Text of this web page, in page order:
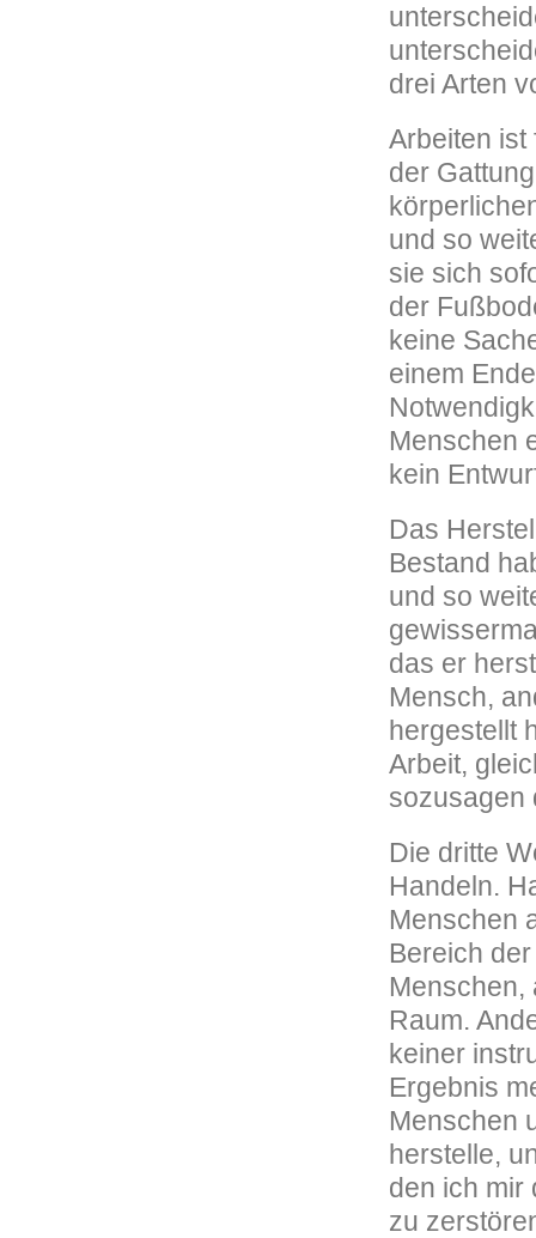
drei Arten
Arbeiten ist
der
und so
sie sich
der
keine
einem
Menschen
kein
Das
Bestand
und so
das er
Mensch,
hergestellt
Arbeit,
sozusagen
Die dritte
Handeln.
Menschen
Bereich
Menschen,
Raum.
keiner
Ergebnis
Menschen
herstelle,
den ich mir
zu